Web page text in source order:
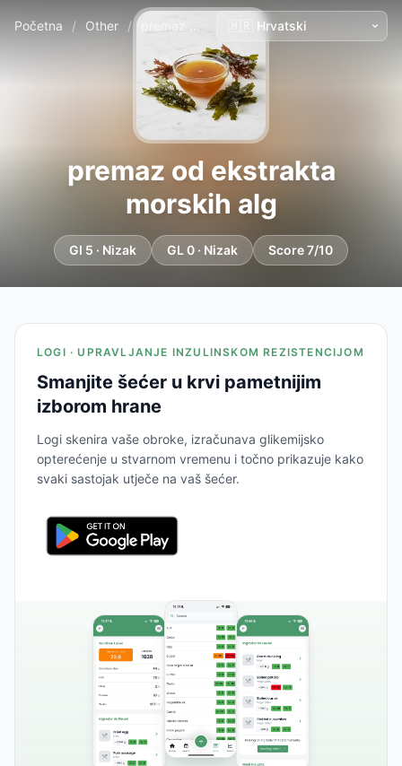
Početna / Other /
premaz od ekstrakta
morskih alg
GI 5 · Nizak GL 0 · Nizak Score 7/10
LOGI · UPRAVLJANJE INZULINSKOM REZISTENCIJOM
Smanjite šećer u krvi pametnijim
izborom hrane
Logi skenira vaše obroke, izračunava glikemijsko
opterećenje u stvarnom vremenu i točno prikazuje kako
svaki sastojak utječe na vaš šećer.